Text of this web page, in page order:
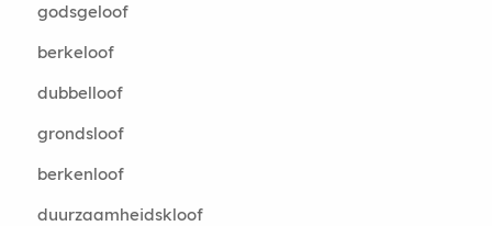
godsgeloof
berkeloof
dubbelloof
grondsloof
berkenloof
duurzaamheidskloof